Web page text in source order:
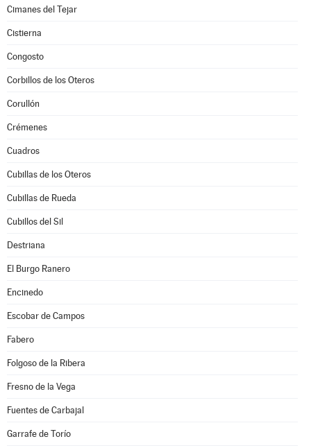
Cimanes del Tejar
Cistierna
Congosto
Corbillos de los Oteros
Corullón
Crémenes
Cuadros
Cubillas de los Oteros
Cubillas de Rueda
Cubillos del Sil
Destriana
El Burgo Ranero
Encinedo
Escobar de Campos
Fabero
Folgoso de la Ribera
Fresno de la Vega
Fuentes de Carbajal
Garrafe de Torío